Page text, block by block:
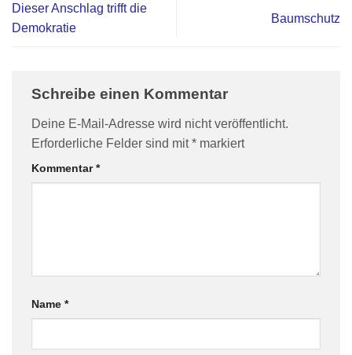
Dieser Anschlag trifft die
Demokratie
Baumschutz
Schreibe einen Kommentar
Deine E-Mail-Adresse wird nicht veröffentlicht.
Erforderliche Felder sind mit* markiert
Kommentar*
Name *